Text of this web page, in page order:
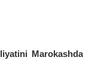
Marokashda